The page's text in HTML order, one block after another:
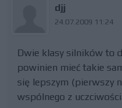
djj
24.07.2009 11:24
Dwie klasy silników to
powinien mieć takie
się lepszym (pierwszy
wspólnego z